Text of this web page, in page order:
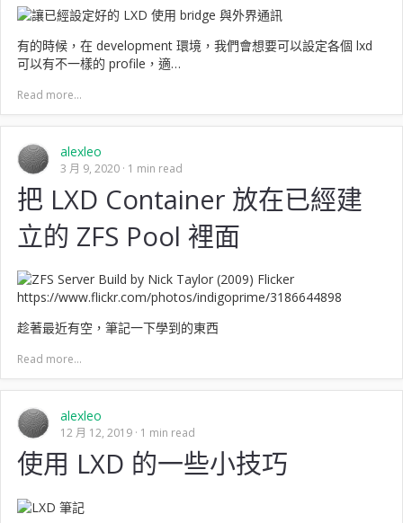
有的時候，在 development 環境，我們會想要可以設定各個 lxd
可以有不一樣的 profile，適…
Read more...
alexleo
3 月 9, 2020 1 min read
把 LXD Container 放在已經建
立的 ZFS Pool 裡面
趁著最近有空，筆記一下學到的東西
Read more...
alexleo
12 月 12, 2019 1 min read
使用 LXD 的一些小技巧